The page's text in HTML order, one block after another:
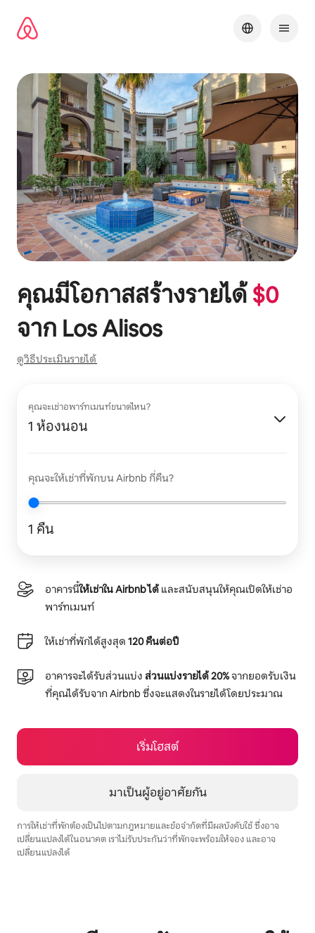
คุณมีโอกาสสร้างรายได้$0
จาก Los Alisos
ดูวิธีประเมินรายได้
คุณจะเช่าอพาร์ทเมนท์ขนาดไหน?
1 ห้องนอน
คุณจะให้เช่าที่พักบน Airbnb กี่คืน?
1 คืน
อาคารนี้ให้เช่าใน Airbnb ได้ และสนับสนุนให้คุณเปิดให้เช่าอ
พาร์ทเมนท์
ให้เช่าที่พักได้สูงสุด 120 คืนต่อปี
อาคารจะได้รับส่วนแบ่ง ส่วนแบ่งรายได้ 20%จากยอดรับเงิน
ที่คุณได้รับจาก Airbnb ซึ่งจะแสดงในรายได้โดยประมาณ
เริ่มโฮสต์
มาเป็นผู้อยู่อาศัยกัน
การให้เช่าที่พักต้องเป็นไปตามกฎหมายและข้อจำกัดที่มีผลบังคับใช้ ซึ่งอาจ
เปลี่ยนแปลงได้ในอนาคต เราไม่รับประกันว่าที่พักจะพร้อมให้จอง และอาจ
เปลี่ยนแปลงได้